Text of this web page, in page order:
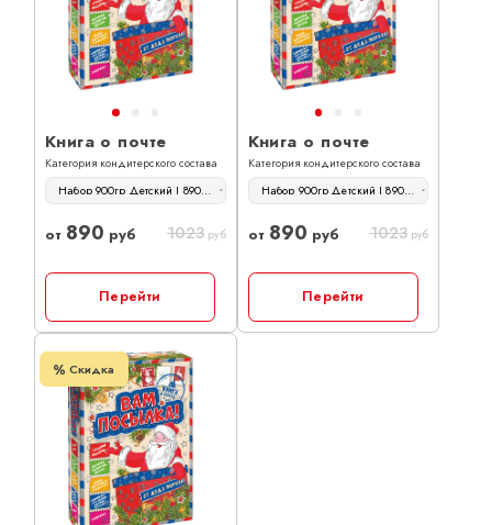
Книга о почте
Категория кондитерского состава
Набор 900гр Детский | 890 руб
от 890 руб 1023 руб
Перейти
Книга о почте
Категория кондитерского состава
Набор 900гр Детский | 890 руб
от 890 руб 1023 руб
Перейти
Скидка